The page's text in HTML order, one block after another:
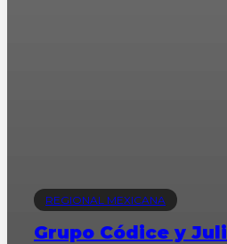
REGIONAL MEXICANA
Grupo Códice y